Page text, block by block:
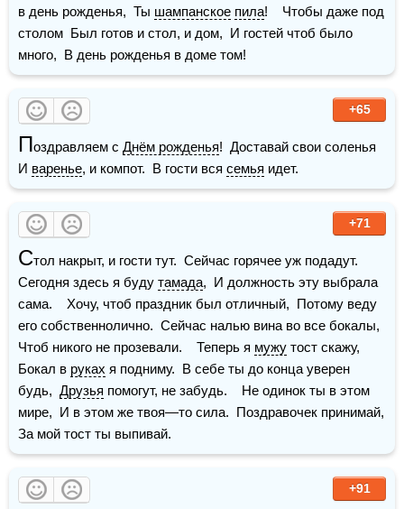
в день рожденья,  Ты шампанское пила!    Чтобы даже под
столом  Был готов и стол, и дом,  И гостей чтоб было
много,  В день рожденья в доме том!
+65
Поздравляем с Днём рожденья!  Доставай свои соленья
И варенье, и компот.  В гости вся семья идет.
+71
Стол накрыт, и гости тут.  Сейчас горячее уж подадут.
Сегодня здесь я буду тамада,  И должность эту выбрала
сама.    Хочу, чтоб праздник был отличный,  Потому веду
его собственнолично.  Сейчас налью вина во все бокалы,
Чтоб никого не прозевали.    Теперь я мужу тост скажу,
Бокал в руках я подниму.  В себе ты до конца уверен
будь, Друзья помогут, не забудь.    Не одинок ты в этом
мире,  И в этом же твоя—то сила.  Поздравочек принимай,
За мой тост ты выпивай.
+91